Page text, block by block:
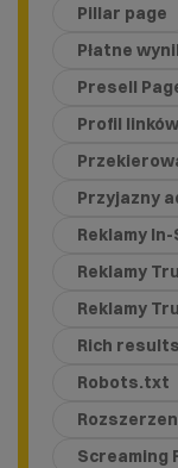
Pillar page
Płatne
Presell
Profil linków
Przyjazny
Reklamy
Reklamy
Reklamy
Rich results
Robots.txt
Screaming